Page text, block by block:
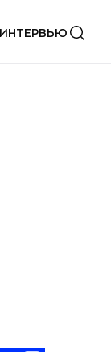
ИНТЕРВЬЮ